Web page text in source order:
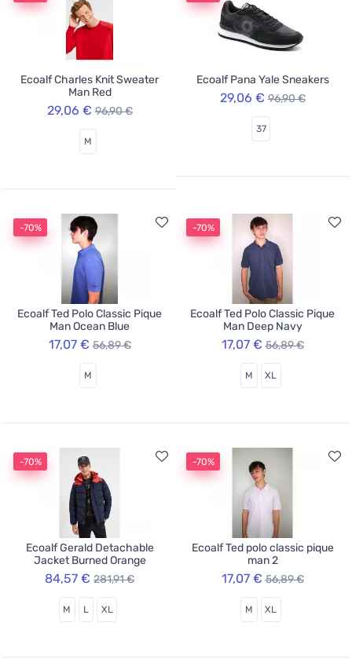
Ecoalf Charles Knit Sweater
Man Red
29,06 € 96,90 €
M
Ecoalf Pana Yale Sneakers
29,06 € 96,90 €
37
-70%
Ecoalf Ted Polo Classic Pique
Man Ocean Blue
17,07 € 56,89 €
M
-70%
Ecoalf Ted Polo Classic Pique
Man Deep Navy
17,07 € 56,89 €
M XL
-70%
Ecoalf Gerald Detachable
Jacket Burned Orange
84,57 € 281,91 €
M L XL
-70%
Ecoalf Ted polo classic pique
man 2
17,07 € 56,89 €
M XL